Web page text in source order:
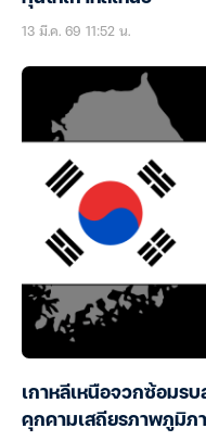
13 มี.ค. 69 11:52 น.
เกาหลีเหนือจวกซ้อมรบ
คุกคามเสถียรภาพภูมิภ